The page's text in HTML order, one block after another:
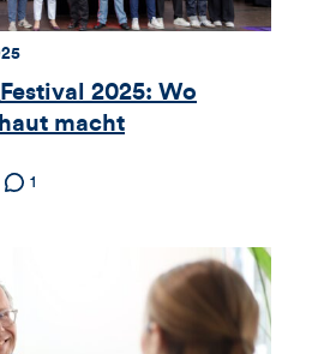
2025: Wo
macht
Anzahl der
1